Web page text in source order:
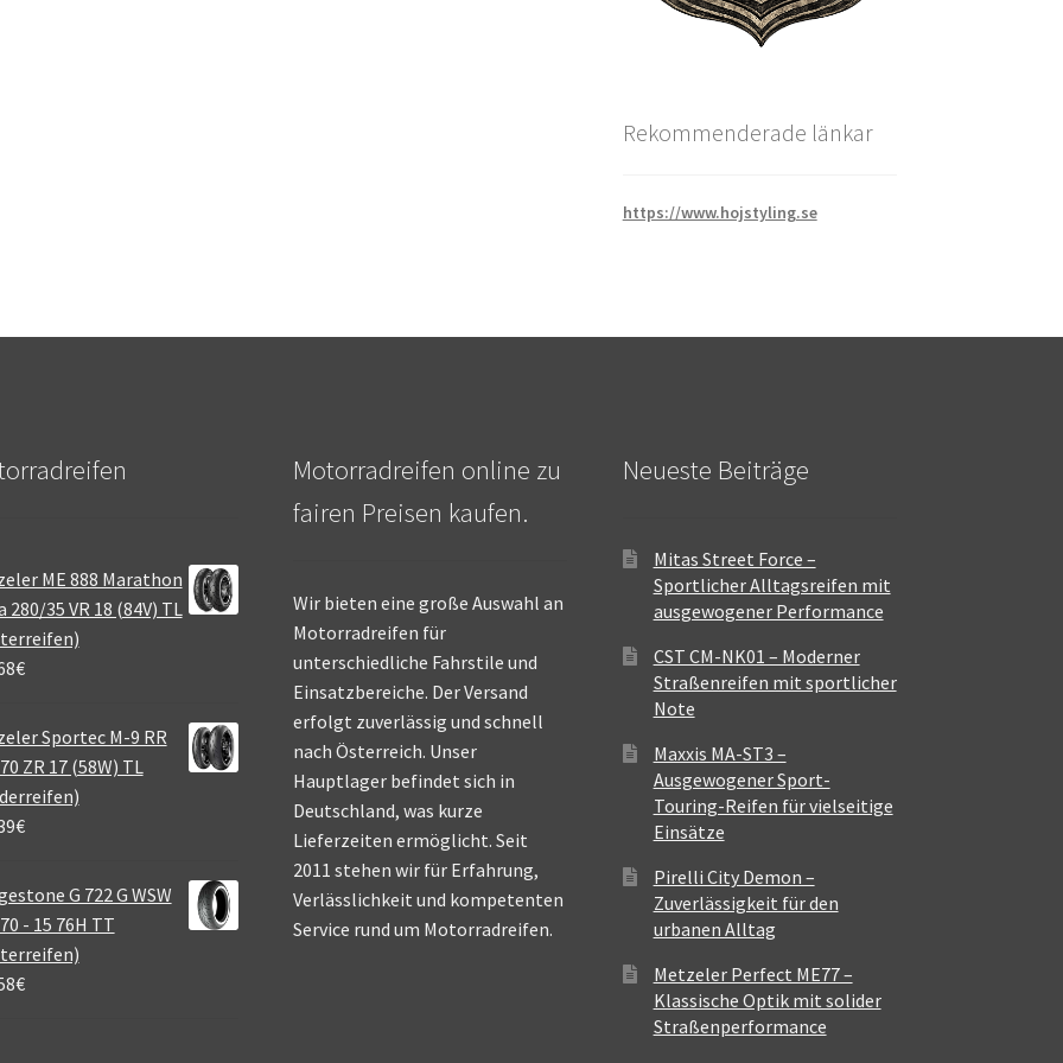
Rekommenderade länkar
https://www.hojstyling.se
ME 888 Marathon
280/35 VR 18 (84V) TL
€
Sportec M-9 RR
ZR 17 (58W) TL
€
G 722 G WSW
- 15 76H TT
€
Motorradreifen online zu
fairen Preisen kaufen.
Wir bieten eine große Auswahl an
Motorradreifen für
unterschiedliche Fahrstile und
Einsatzbereiche. Der Versand
erfolgt zuverlässig und schnell
nach Österreich. Unser
Hauptlager befindet sich in
Deutschland, was kurze
Lieferzeiten ermöglicht. Seit
2011 stehen wir für Erfahrung,
Verlässlichkeit und kompetenten
Service rund um Motorradreifen.
Neueste Beiträge
Mitas Street Force –
Sportlicher Alltagsreifen mit
ausgewogener Performance
CST CM-NK01 – Moderner
Straßenreifen mit sportlicher
Note
Maxxis MA-ST3 –
Ausgewogener Sport-
Touring-Reifen für vielseitige
Einsätze
Pirelli City Demon –
Zuverlässigkeit für den
urbanen Alltag
Metzeler Perfect ME77 –
Klassische Optik mit solider
Straßenperformance